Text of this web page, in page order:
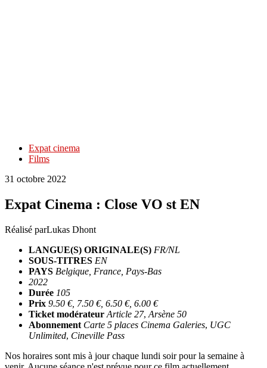
Expat cinema
Films
31 octobre 2022
Expat Cinema : Close VO st EN
Réalisé parLukas Dhont
LANGUE(S) ORIGINALE(S) FR/NL
SOUS-TITRES EN
PAYS Belgique, France, Pays-Bas
2022
Durée 105
Prix 9.50 €, 7.50 €, 6.50 €, 6.00 €
Ticket modérateur Article 27, Arsène 50
Abonnement Carte 5 places Cinema Galeries, UGC
Unlimited, Cineville Pass
Nos horaires sont mis à jour chaque lundi soir pour la semaine à